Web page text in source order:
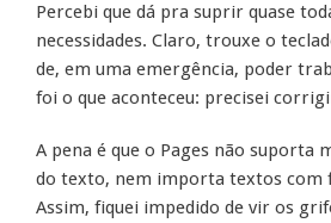
Percebi que dá pra suprir quase
necessidades. Claro, trouxe o
de, em uma emergência, poder
foi o que aconteceu: precisei
A pena é que o Pages não suporta
do texto, nem importa textos com
Assim, fiquei impedido de vir os